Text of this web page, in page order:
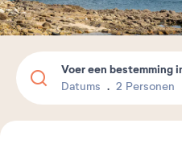
Voer een bestemming
Datums 2 Personen